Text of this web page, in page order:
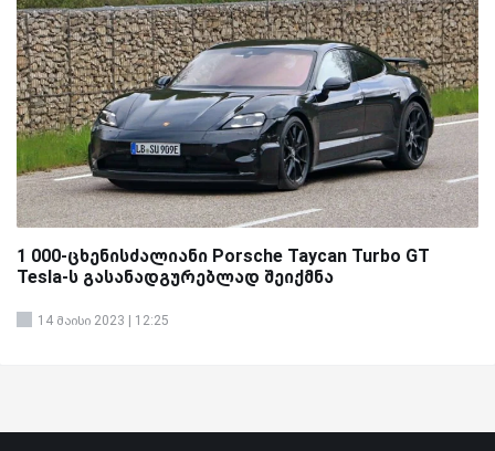
1 000-ცხენისძალიანი Porsche Taycan Turbo GT
Tesla-ს გასანადგურებლად შეიქმნა
14 მაისი 2023 | 12:25